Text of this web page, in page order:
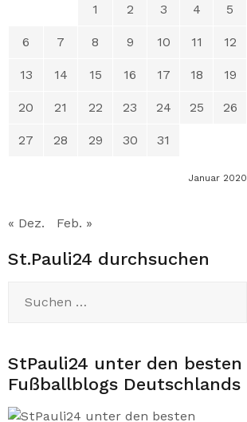
Januar 2020
1 2 3 4 5
6 7 8 9 10 11 12
13 14 15 16 17 18 19
20 21 22 23 24 25 26
27 28 29 30 31
« Dez. Feb. »
St.Pauli24 durchsuchen
nach:
StPauli24 unter den besten
Fußballblogs Deutschlands